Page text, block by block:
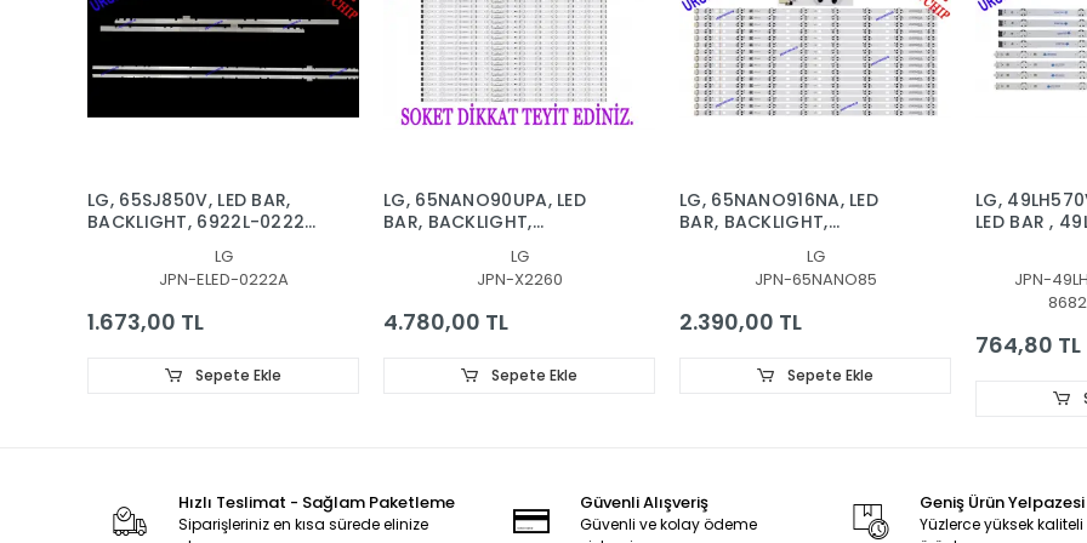
LG, 65SJ850V, LED BAR,
BACKLIGHT, 6922L-0222A,
65'' V17 AS1 2879, 2873
LG
JPN-ELED-0222A
1.673,00 TL
Sepete Ekle
LG, 65NANO90UPA, LED
BAR, BACKLIGHT,
SSC_Y21_SlimDRT_65NANO90
LG
JPN-X2260
4.780,00 TL
Sepete Ekle
LG, 65NANO916NA, LED
BAR, BACKLIGHT,
LG
JPN-65NANO85
2.390,00 TL
Sepete Ekle
LG,
LED BAR ,
SSC 49inch
JPN-
764,80 TL
Hızlı Teslimat - Sağlam Paketleme
Siparişleriniz en kısa sürede elinize
Güvenli Alışveriş
Güvenli ve kolay ödeme
Geniş Ürün Yelpazesi
Yüzlerce yüksek kaliteli